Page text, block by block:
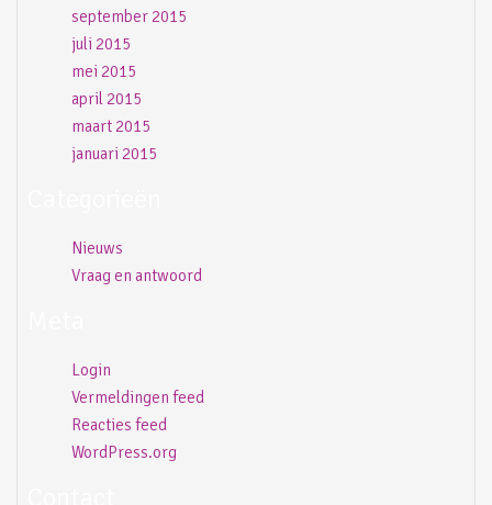
september 2015
juli 2015
mei 2015
april 2015
maart 2015
januari 2015
Nieuws
Vraag en antwoord
Login
Vermeldingen feed
Reacties feed
WordPress.org